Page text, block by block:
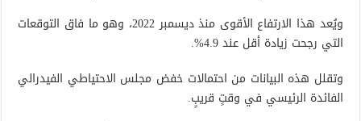
ويُعد هذا الارتفاع الأقوى منذ ديسمبر 2022، وهو ما فاق التوقعات
التي رجحت زيادة أقل عند 4.9%.
وتقلل هذه البيانات من احتمالات خفض مجلس الاحتياطي الفيدرالي
الفائدة الرئيسي في وقتٍ قريبٍ.